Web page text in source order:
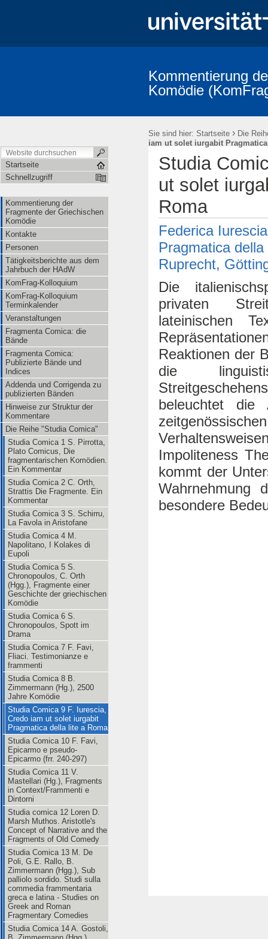
KomFrag-Kolloquium Terminkalender
Fragmenta Comica: Publizierte Bände und Indices
Addenda und
Die Reihe "Studia Comica"
Lexikon der Gegenstände aus der griechischen Komödie
Kommentierung
Komödie
Sie sind hier: Startseite › Die
iam ut solet iurgabit
Startseite
Schnellzugriff
Kommentierung der
Fragmente der Griechischen
Komödie
Kontakte
Personen
Tätigkeitsberichte aus dem
Jahrbuch der HAdW
KomFrag-Kolloquium
KomFrag-Kolloquium
Terminkalender
Veranstaltungen
Fragmenta Comica: die
Bände
Fragmenta Comica:
Publizierte Bände und
Indices
Addenda und Corrigenda zu
publizierten Bänden
Hinweise zur Struktur der
Kommentare
Die Reihe "Studia Comica"
Studia Comica 1 S. Pirrotta,
Plato Comicus, Die
fragmentarischen Komödien.
Ein Kommentar
Studia Comica 2 C. Orth,
Strattis Die Fragmente. Ein
Kommentar
Studia Comica 3 S. Schirru,
La Favola in Aristofane
Studia Comica 4 M.
Napolitano, I Kolakes di
Eupoli
Studia Comica 5 S.
Chronopoulos, C. Orth
(Hgg.), Fragmente einer
Geschichte der griechischen
Komödie
Studia Comica 6 S.
Chronopoulos, Spott im
Drama
Studia Comica 7 F. Favi,
Fliaci. Testimonianze e
frammenti
Studia Comica 8 B.
Zimmermann (Hg.), 2500
Jahre Komödie
Studia Comica 9 F. Iurescia,
Credo iam ut solet iurgabit
Pragmatica della lite a Roma
Studia Comica 10 F. Favi,
Epicarmo e pseudo-
Epicarmo (frr. 240-297)
Studia Comica 11 V.
Mastellari (Hg.), Fragments
in Context/Frammenti e
Dintorni
Studia comica 12 Loren D.
Marsh Muthos. Aristotle's
Concept of Narrative and the
Fragments of Old Comedy
Studia Comica 13 M. De
Poli, G.E. Rallo, B.
Zimmermann (Hgg.), Sub
palliolo sordido. Studi sulla
commedia frammentaria
greca e latina - Studies on
Greek and Roman
Fragmentary Comedies
Studia Comica 14 A. Gostoli,
Studia
ut solet
Roma
Federica
Pragmatica
Ruprecht,
Die
privaten
lateinischen
Reaktionen der
die
beleuchtet die
Impoliteness
kommt der
Wahrnehmung
besondere